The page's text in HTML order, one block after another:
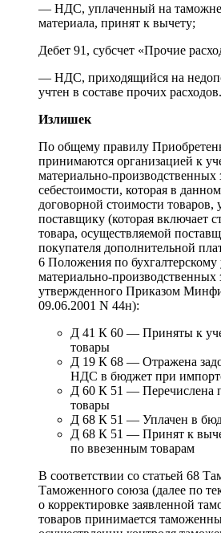
— НДС, уплаченный на таможне
материала, принят к вычету;
Дебет 91, субсчет «Прочие
— НДС, приходящийся на
учтен в составе прочих расходов.
Излишек
По общему правилу
принимаются организацией к
материально-производственных
себестоимости, которая в
договорной стоимости товаров,
поставщику (которая включает
товара, осуществляемой
покупателя дополнительной
6 Положения по бухгалтерскому
материально-
утвержденного Приказом
09.06.2001 N 44н):
Д 41 К 60 — Приняты к
товары
Д 19 К 68 — Отражена
НДС в бюджет при
Д 60 К 51 — Перечислена
товары
Д 68 К 51 — Уплачен в
Д 68 К 51 — Принят к
по ввезенным товарам
В соответствии со статьей 68
Таможенного союза (далее по
о корректировке заявленной
товаров принимается